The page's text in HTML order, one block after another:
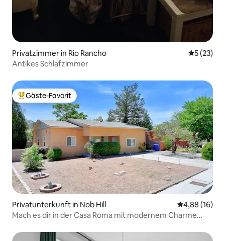
Privatzimmer in Rio Rancho
5 (23)
Antikes Schlafzimmer
Beliebter Gäste-Favorit.
Gäste-Favorit
Privatunterkunft in Nob Hill
4,88 (16)
Mach es dir in der Casa Roma mit modernem Charme